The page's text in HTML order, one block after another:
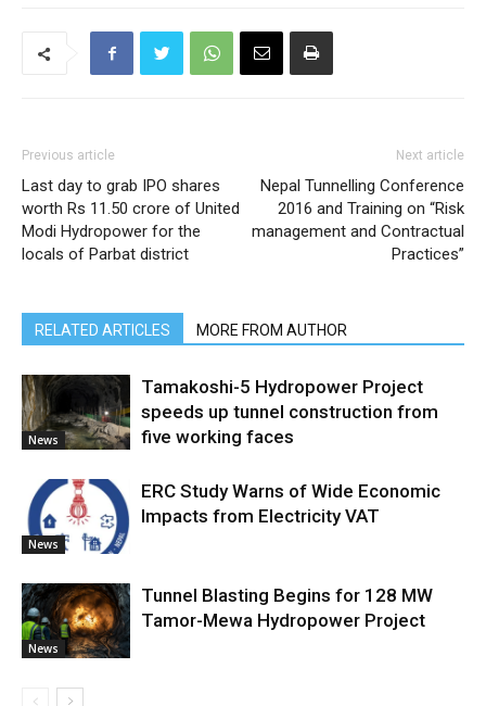
Previous article
Last day to grab IPO shares
worth Rs 11.50 crore of United
Modi Hydropower for the
locals of Parbat district
Next article
Nepal Tunnelling Conference
2016 and Training on “Risk
management and Contractual
Practices”
RELATED ARTICLES MORE FROM AUTHOR
News
Tamakoshi-5 Hydropower Project
speeds up tunnel construction from
five working faces
News
ERC Study Warns of Wide Economic
Impacts from Electricity VAT
News
Tunnel Blasting Begins for 128 MW
Tamor-Mewa Hydropower Project